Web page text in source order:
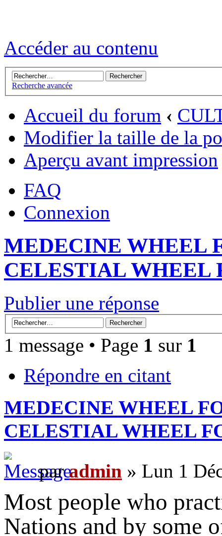
Accéder au contenu
Recherche avancée
Accueil du forum ‹
Modifier la taille de la
Aperçu avant impression
FAQ
Connexion
MEDECINE WHEEL
CELESTIAL WHEEL
Publier une réponse
1 message • Page 1 sur 1
Répondre en citant
MEDECINE WHEEL
CELESTIAL WHEEL
paradmin » Lun 1
Most people who
Nations and by some